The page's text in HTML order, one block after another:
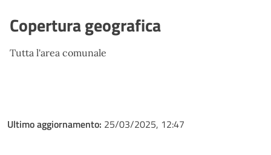
Copertura geografica
Tutta l'area comunale
Ultimo aggiornamento: 25/03/2025, 12:47